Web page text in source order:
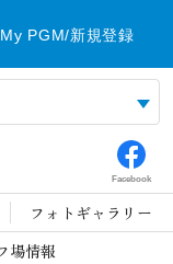
My PGM/新規登録
Facebook
フォトギャラリー
場情報